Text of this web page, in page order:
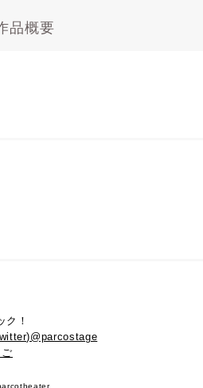
品概要
ク！